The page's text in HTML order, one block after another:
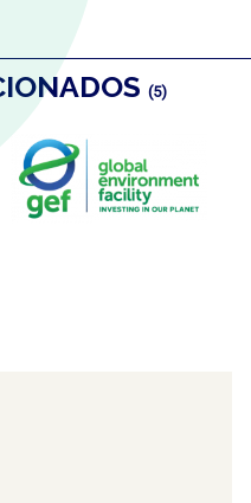
(5)